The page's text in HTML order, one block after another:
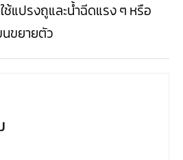
แปรงถูและน้ำฉีดแรง ๆ หรือ
นขยายตัว